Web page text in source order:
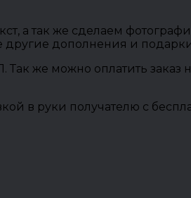
а так же сделаем
другие дополнения и
Так же можно оплатить
в руки получателю с